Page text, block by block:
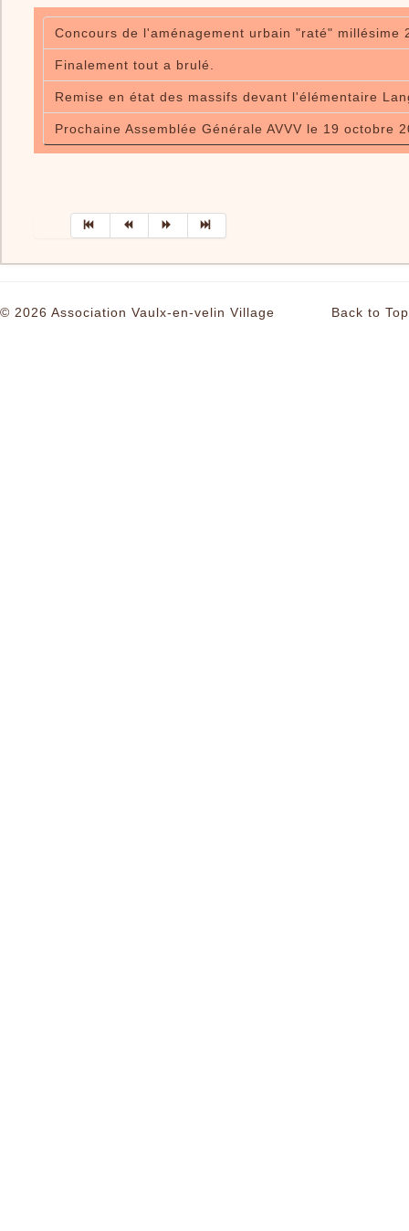
Concours de l'aménagement urbain "raté" millésime
Finalement tout a brulé.
Remise en état des massifs devant l'élémentaire
Prochaine Assemblée Générale AVVV le 19 octobre
Back to Top
© 2026 Association Vaulx-en-velin Village